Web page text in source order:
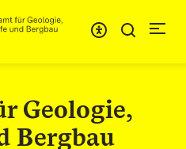
Geologie,
Bergbau